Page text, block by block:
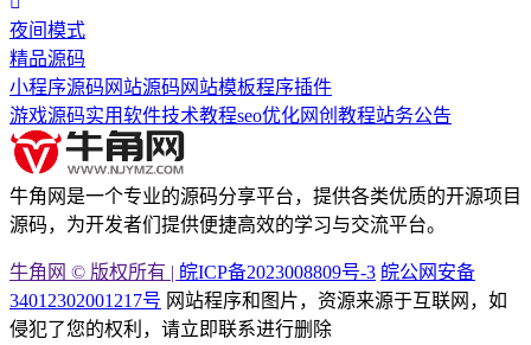
夜间模式
精品源码
小程序源码 网站源码 网站模板程序插件
游戏源码实用软件技术教程seo优化网创教程站务公告
牛角网是一个专业的源码分享平台，提供各类优质的开源项目
源码，为开发者们提供便捷高效的学习与交流平台。
牛角网 © 版权所有 | 皖ICP备2023008809号-3 皖公网安备
34012302001217号 网站程序和图片，资源来源于互联网，如
侵犯了您的权利，请立即联系进行删除